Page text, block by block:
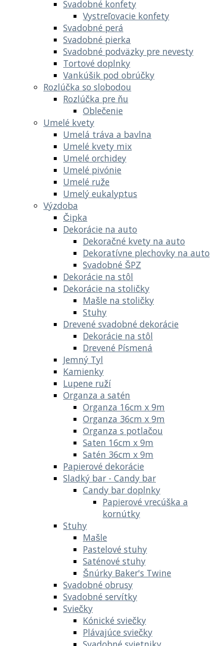
Svadobné konfety
Vystreľovacie konfety
Svadobné perá
Svadobné pierka
Svadobné podväzky pre nevesty
Tortové doplnky
Vankúšik pod obrúčky
Rozlúčka so slobodou
Rozlúčka pre ňu
Oblečenie
Umelé kvety
Umelá tráva a bavlna
Umelé kvety mix
Umelé orchidey
Umelé pivónie
Umelé ruže
Umelý eukalyptus
Výzdoba
Čipka
Dekorácie na auto
Dekoračné kvety na auto
Dekoratívne plechovky na auto
Svadobné ŠPZ
Dekorácie na stôl
Dekorácie na stoličky
Mašle na stoličky
Stuhy
Drevené svadobné dekorácie
Dekorácie na stôl
Drevené Písmená
Jemný Tyl
Kamienky
Lupene ruží
Organza a satén
Organza 16cm x 9m
Organza 36cm x 9m
Organza s potlačou
Saten 16cm x 9m
Satén 36cm x 9m
Papierové dekorácie
Sladký bar - Candy bar
Candy bar doplnky
Papierové vrecúška a
kornútky
Stuhy
Mašle
Pastelové stuhy
Saténové stuhy
Šnúrky Baker's Twine
Svadobné obrusy
Svadobné servítky
Sviečky
Kónické sviečky
Plávajúce sviečky